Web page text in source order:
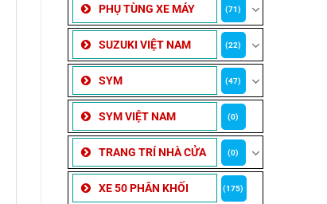
PHỤ TÙNG XE MÁY (71)
SUZUKI VIỆT NAM (22)
SYM (47)
SYM VIỆT NAM (0)
TRANG TRÍ NHÀ CỬA (0)
XE 50 PHÂN KHỐI (175)